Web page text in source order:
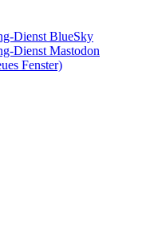
Dienst BlueSky
Dienst Mastodon
Fenster)